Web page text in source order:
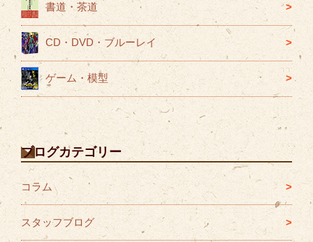
書道・茶道
CD・DVD・ブルーレイ
ゲーム・模型
ブログカテゴリー
コラム
スタッフブログ